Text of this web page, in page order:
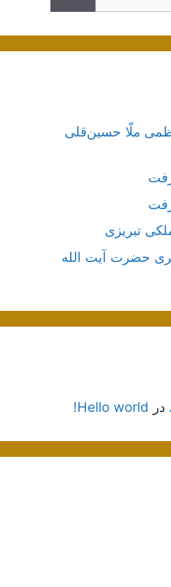
ملّا حسین‌قلی
تبریزی
حضرت آیت الله
در Hello world!